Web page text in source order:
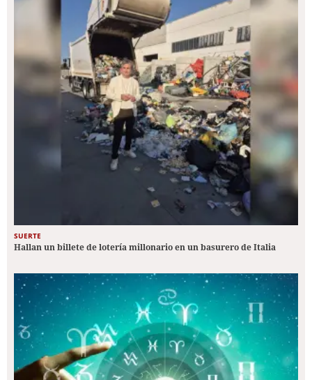
SUERTE
Hallan un billete de lotería millonario en un basurero de Italia